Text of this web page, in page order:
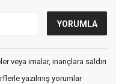
veya imalar, inançlara saldırı
yazılmış yorumlar